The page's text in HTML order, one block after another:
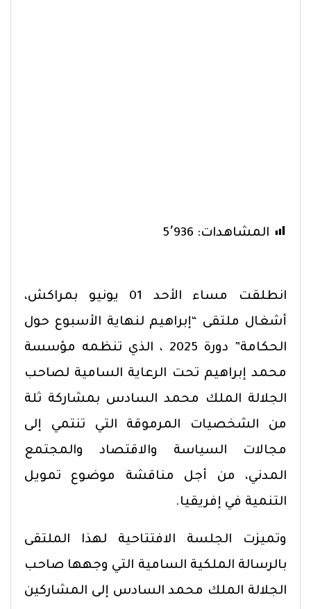
المشاهدات: 5٬936
انطلقت مساء الأحد 01 يونيو بمراكش،
أشغال ملتقى “إبراهيم لنهاية الأسبوع حول
الحكامة” دورة 2025 ، الذي تنظمه مؤسسة
محمد إبراهيم تحت الرعاية السامية لصاحب
الجلالة الملك محمد السادس بمشاركة ثلة
من الشخصيات المرموقة التي تنتمي إلى
مجالات السياسة والاقتصاد والمجتمع
المدني، من أجل مناقشة موضوع تمويل
التنمية في إفريقيا.
وتميزت الجلسة الافتتاحية لهذا الملتقى
بالرسالة الملكية السامية التي وجهها صاحب
الجلالة الملك محمد السادس إلى المشاركين